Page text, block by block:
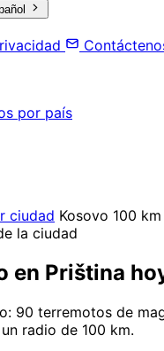
por país
ciudad Kosovo 100 km
la ciudad
en Priština
90 terremotos de
radio de 100 km.